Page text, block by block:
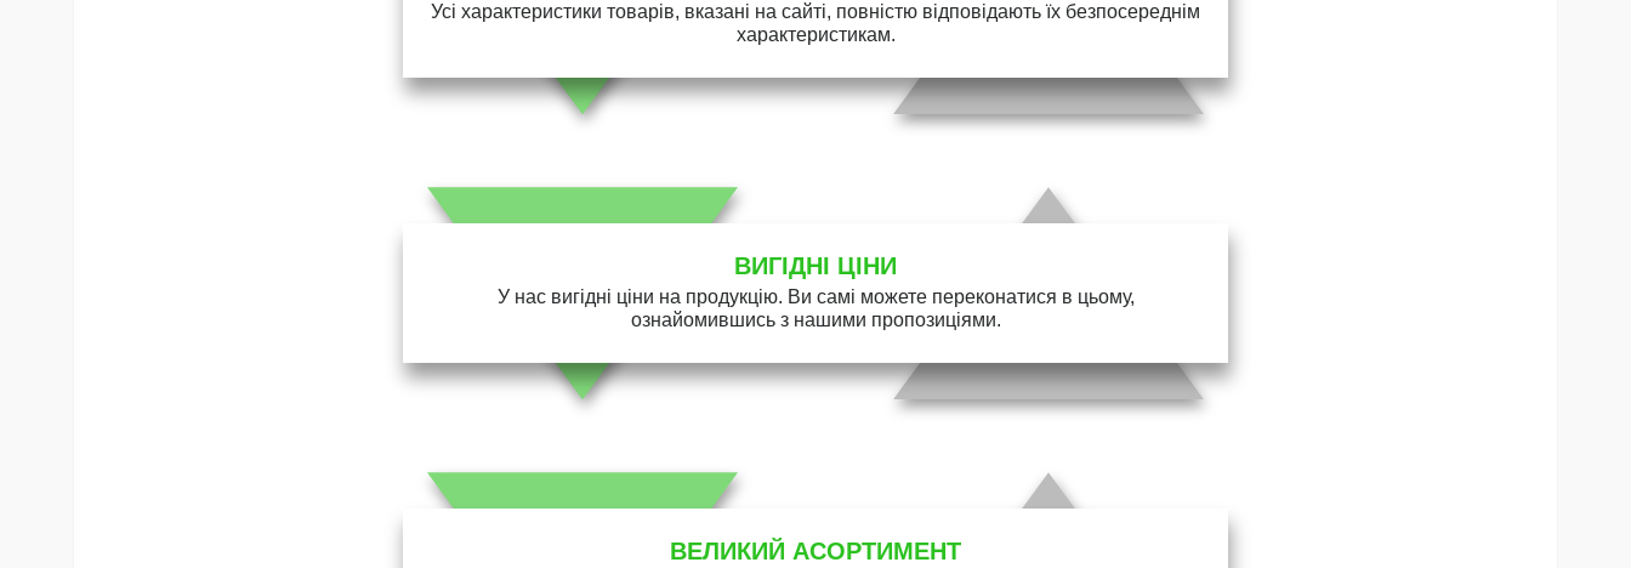
Усі характеристики товарів, вказані на сайті, повністю відповідають їх безпосереднім
характеристикам.
ВИГІДНІ ЦІНИ
У нас вигідні ціни на продукцію. Ви самі можете переконатися в цьому,
ознайомившись з нашими пропозиціями.
ВЕЛИКИЙ АСОРТИМЕНТ